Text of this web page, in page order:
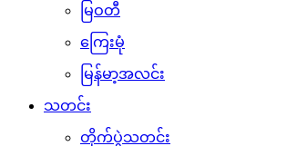
မြဝတီ
ကြေးမုံ
မြန်မာ့အလင်း
သတင်း
တိုက်ပွဲသတင်း